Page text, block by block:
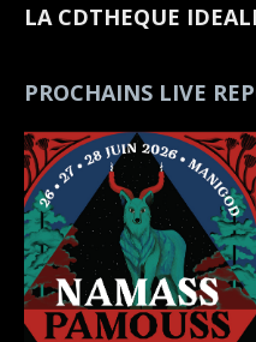
LA CDTHEQUE
PROCHAINS LIVE